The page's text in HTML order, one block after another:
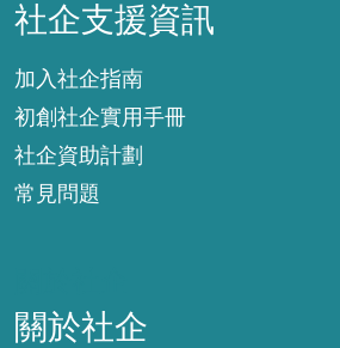
社企支援資訊
加入社企指南
初創社企實用手冊
社企資助計劃
常見問題
關於社企